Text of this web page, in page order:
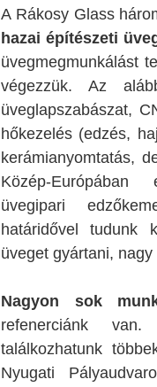
A Rákosy Glass
hazai építészeti
üvegmegmunkálást
végezzük. Az
üveglapszabászat,
hőkezelés (edzés,
kerámianyomtatás,
Közép-
üvegipari
határidővel tudunk
üveget gyártani,
Nagyon sok
refenerciánk
találkozhatunk
Nyugati